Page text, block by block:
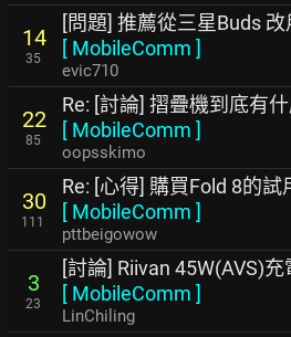
14
35
[問題] 推薦從三星Buds 改
[ MobileComm ]
evic710
22
85
Re: [討論] 摺疊機到底有
[ MobileComm ]
oopsskimo
30
111
Re: [心得] 購買Fold 8的試
[ MobileComm ]
pttbeigowow
3
23
[討論] Riivan 45W(AVS)
[ MobileComm ]
LinChiling